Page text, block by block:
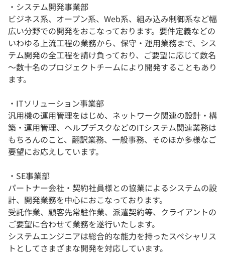
・システム開発事業部
ビジネス系、オープン系、Web系、組み込み制御系など幅
広い分野での開発をおこなっております。要件定義などの
いわゆる上流工程の業務から、保守・運用業務まで、シス
テム開発の全工程を請け負っており、ご要望に応じて数名
～数十名のプロジェクトチームにより開発することもあり
ます。
・ITソリューション事業部
汎用機の運用管理をはじめ、ネットワーク関連の設計・構
築・運用管理、ヘルプデスクなどのITシステム関連業務は
もちろんのこと、翻訳業務、一般事務、そのほか多様なご
要望にお応えしています。
・SE事業部
パートナー会社・契約社員様との協業によるシステムの設
計、開発業務を中心におこなっております。
受託作業、顧客先常駐作業、派遣契約等、クライアントの
ご要望に合わせて業務を遂行いたします。
システムエンジニアは総合的な能力を持ったスペシャリス
トとしてさまざまな開発を対応しています。